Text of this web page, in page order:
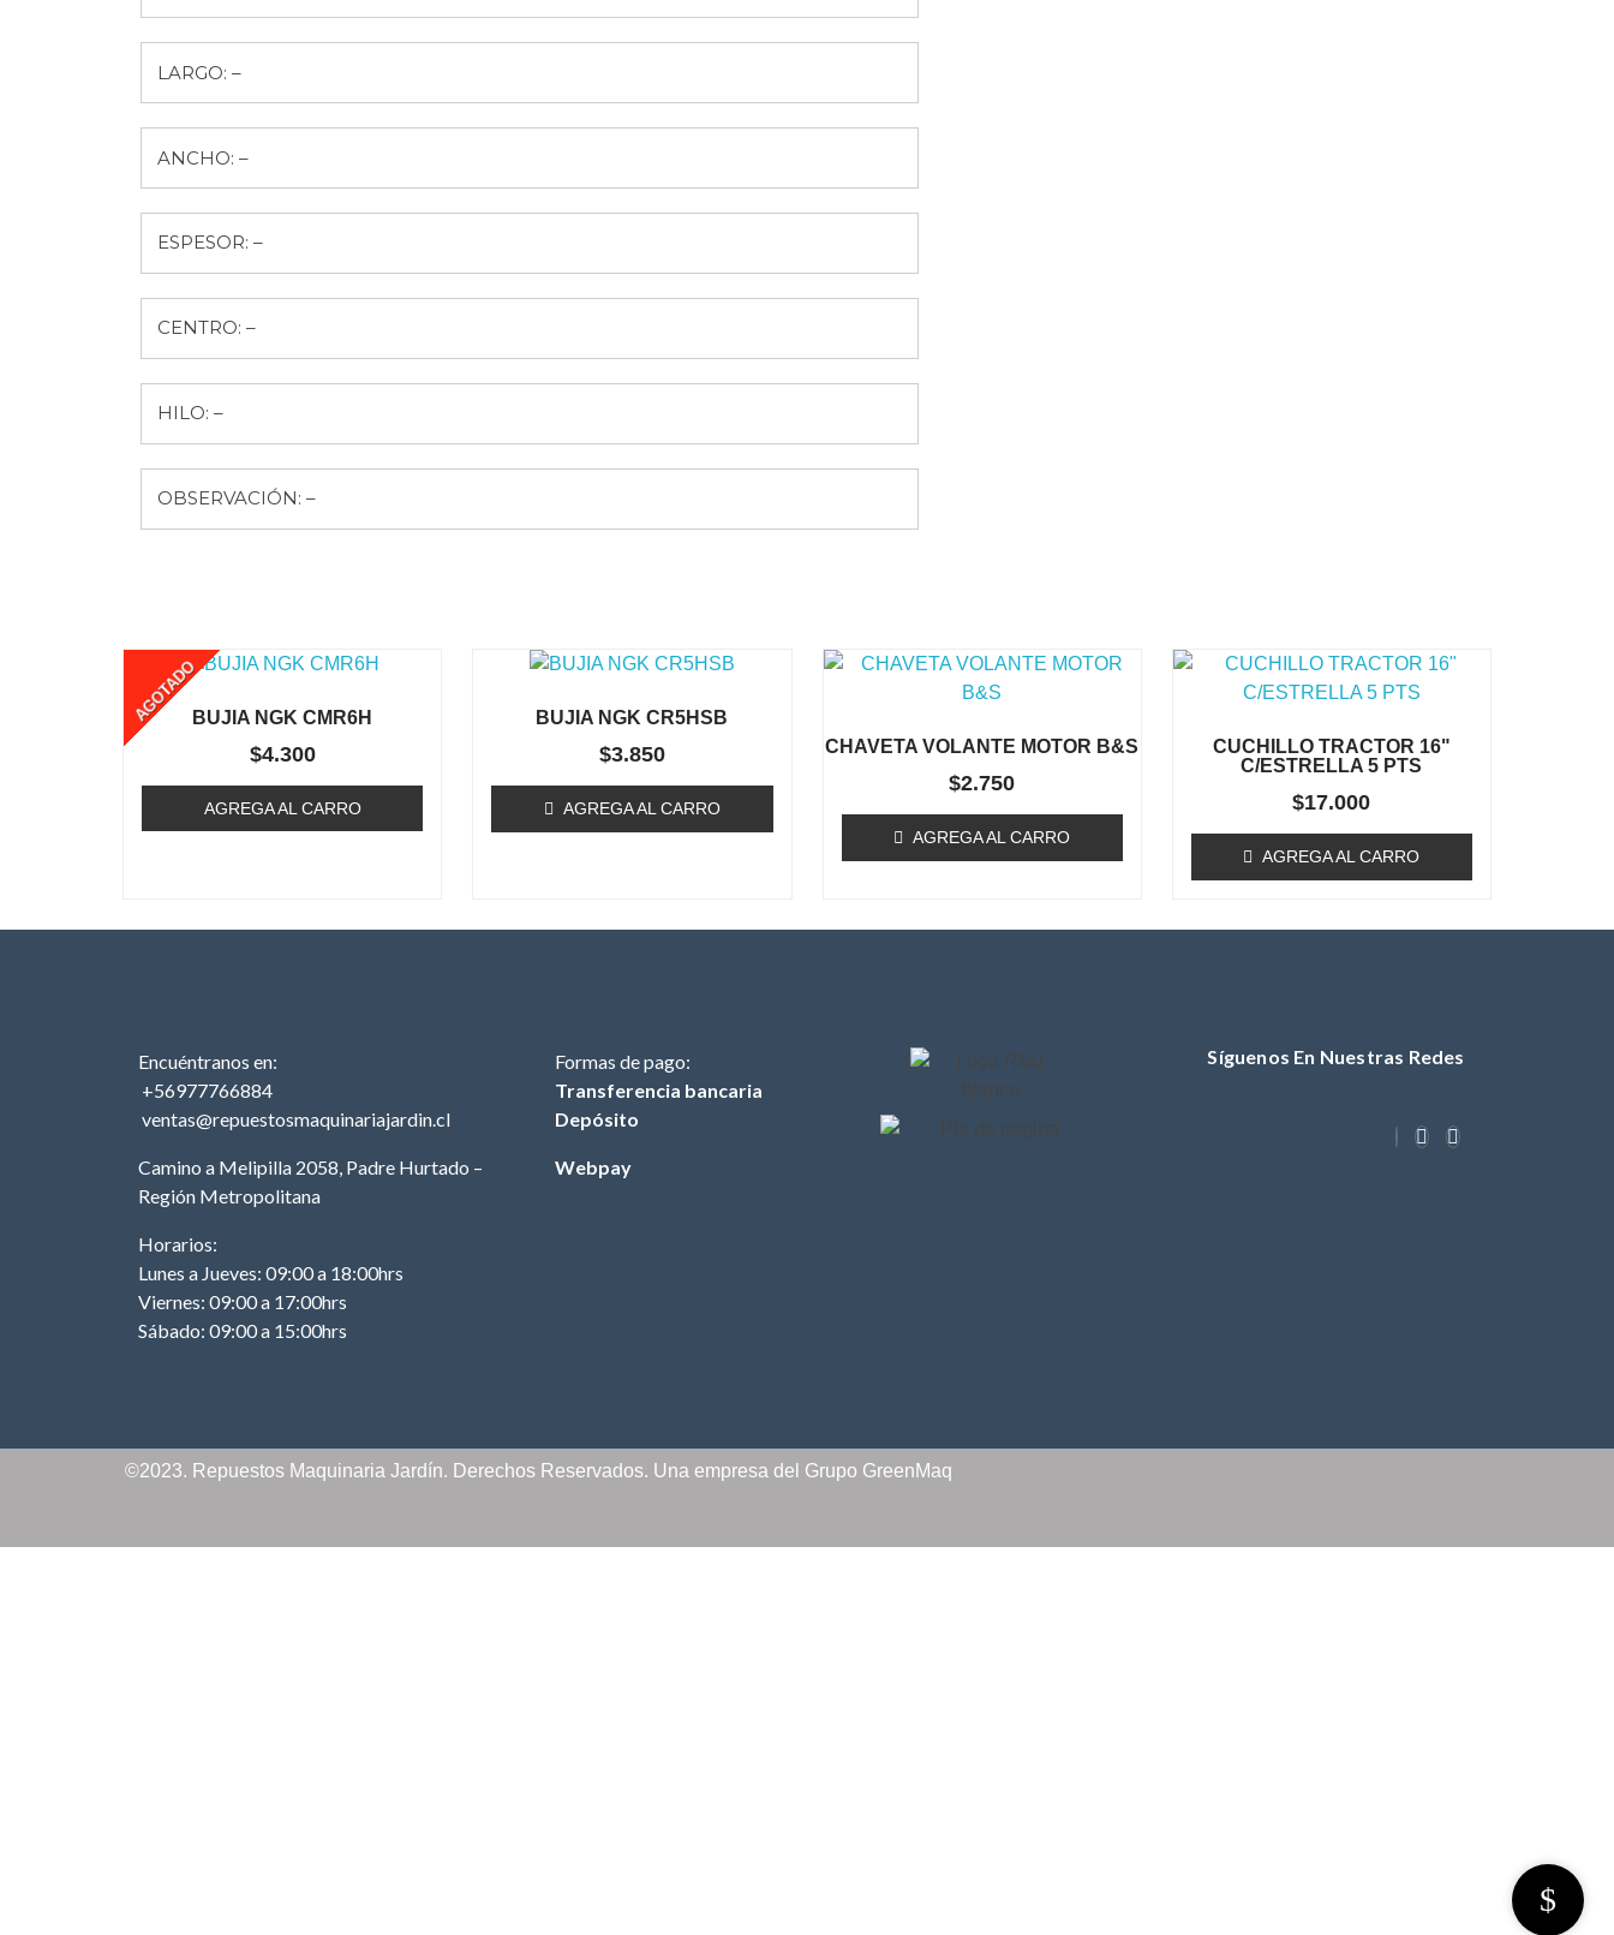
LARGO: –
ANCHO: –
ESPESOR: –
CENTRO: –
HILO: –
OBSERVACIÓN: –
BUJIA NGK CMR6H
AGOTADO
$4.300
AGREGA AL CARRO
BUJIA NGK CR5HSB
$3.850
AGREGA AL CARRO
CHAVETA VOLANTE MOTOR B&S
$2.750
AGREGA AL CARRO
CUCHILLO TRACTOR 16"
C/ESTRELLA 5 PTS
$17.000
AGREGA AL CARRO
Encuéntranos en:
+56977766884
ventas@repuestosmaquinariajardin.cl
Camino a Melipilla 2058, Padre Hurtado –
Región Metropolitana
Horarios:
Lunes a Jueves: 09:00 a 18:00hrs
Viernes: 09:00 a 17:00hrs
Sábado: 09:00 a 15:00hrs
Formas de pago:
Transferencia bancaria
Depósito
Webpay
Síguenos En Nuestras Redes
©2023. Repuestos Maquinaria Jardín. Derechos Reservados. Una empresa del Grupo GreenMaq